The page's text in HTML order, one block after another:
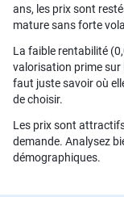
ans, les prix sont
mature sans forte
La faible rentabilité
valorisation prime sur
faut juste savoir où
de choisir.
Les prix sont
demande. Analysez
démographiques.